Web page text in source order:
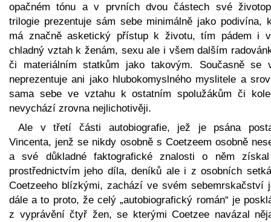
opačném tónu a v prvních dvou částech své
trilogie prezentuje sám sebe minimálně jako podivína,
má značně asketický přístup k životu, tím pádem i
chladný vztah k ženám, sexu ale i všem dalším
či materiálním statkům jako takovým. Současně se
neprezentuje ani jako hlubokomyslného myslitele a
sama sebe ve vztahu k ostatním spolužákům či
nevychází zrovna nejlichotivěji.
Ale v třetí části autobiografie, jež je psána
Vincenta, jenž se nikdy osobně s Coetzeem osobně
a své důkladné faktografické znalosti o něm
prostřednictvím jeho díla, deníků ale i z osobních
Coetzeeho blízkými, zachází ve svém sebemrskačství
dále a to proto, že celý „autobiografický román“ je
z vyprávění čtyř žen, se kterými Coetzee navázal